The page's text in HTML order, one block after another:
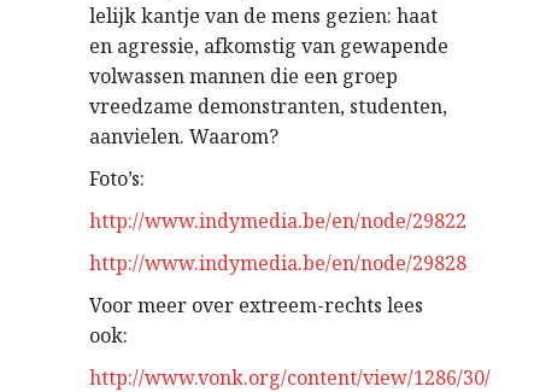
lelijk kantje van de mens gezien: haat
en agressie, afkomstig van gewapende
volwassen mannen die een groep
vreedzame demonstranten, studenten,
aanvielen. Waarom?
Foto’s:
http://www.indymedia.be/en/node/29822
http://www.indymedia.be/en/node/29828
Voor meer over extreem-rechts lees
ook:
http://www.vonk.org/content/view/1286/30/